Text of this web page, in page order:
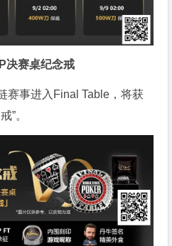
决赛桌纪念戒
赛事进入Final Table，将获
”。